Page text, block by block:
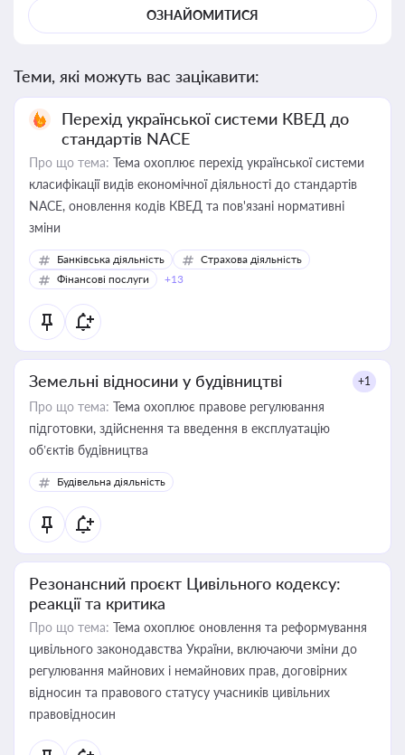
ОЗНАЙОМИТИСЯ
Теми, які можуть вас зацікавити:
Перехід української системи КВЕД до
стандартів NACE
Про що тема: Тема охоплює перехід української системи
класифікації видів економічної діяльності до стандартів
NACE, оновлення кодів КВЕД та пов'язані нормативні
зміни
Банківська діяльність
Страхова діяльність
Фінансові послуги
+13
Земельні відносини у будівництві +1
Про що тема: Тема охоплює правове регулювання
підготовки, здійснення та введення в експлуатацію
об’єктів будівництва
Будівельна діяльність
Резонансний проєкт Цивільного кодексу:
реакції та критика
Про що тема: Тема охоплює оновлення та реформування
цивільного законодавства України, включаючи зміни до
регулювання майнових і немайнових прав, договірних
відносин та правового статусу учасників цивільних
правовідносин